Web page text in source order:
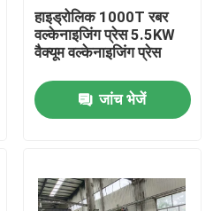
हाइड्रोलिक 1000T रबर
वल्केनाइजिंग प्रेस 5.5KW
वैक्यूम वल्केनाइजिंग प्रेस
जांच भेजें